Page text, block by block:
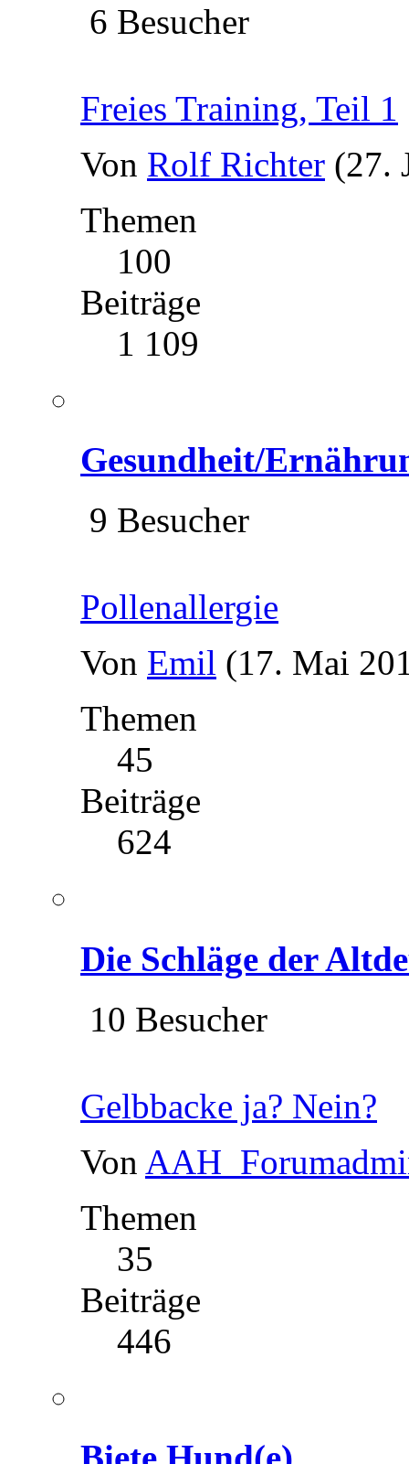
6 Besucher
Freies Training, Teil 1
Von Rolf Richter (27.
Themen
100
Beiträge
1 109
Gesundheit/
9 Besucher
Pollenallergie
Von Emil (17. Mai
Themen
45
Beiträge
624
Die Schläge der
10 Besucher
Gelbbacke ja? Nein?
Von
Themen
35
Beiträge
446